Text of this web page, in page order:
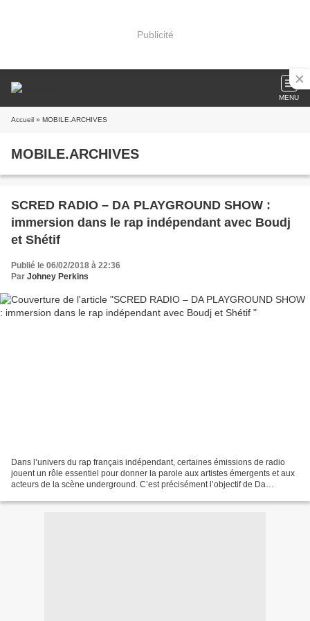
Publicité
MENU
Accueil » MOBILE.ARCHIVES
MOBILE.ARCHIVES
SCRED RADIO – DA PLAYGROUND SHOW :
immersion dans le rap indépendant avec Boudj
et Shétif
Publié le 06/02/2018 à 22:36
Par Johney Perkins
Dans l’univers du rap français indépendant, certaines émissions de radio
jouent un rôle essentiel pour donner la parole aux artistes émergents et aux
acteurs de la scène underground. C’est précisément l’objectif de Da